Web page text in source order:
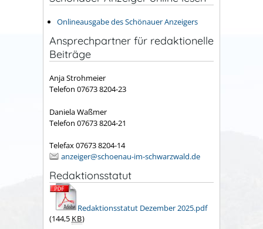
Onlineausgabe des Schönauer Anzeigers
Ansprechpartner für redaktionelle
Beiträge
Anja Strohmeier
Telefon 07673 8204-23
Daniela Waßmer
Telefon 07673 8204-21
Telefax 07673 8204-14
anzeiger@schoenau-im-schwarzwald.de
Redaktionsstatut
Redaktionsstatut Dezember 2025.pdf
(144,5 KB)